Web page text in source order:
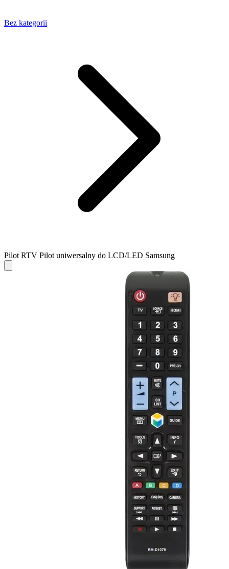
Bez kategorii
Pilot RTV Pilot uniwersalny do LCD/LED Samsung